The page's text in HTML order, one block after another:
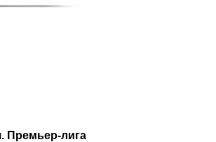
Премьер-лига